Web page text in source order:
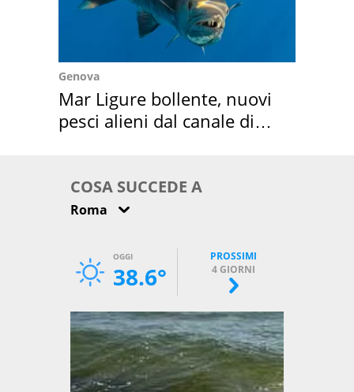
Genova
Mar Ligure bollente, nuovi
pesci alieni dal canale di